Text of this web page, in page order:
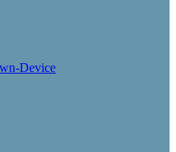
Device